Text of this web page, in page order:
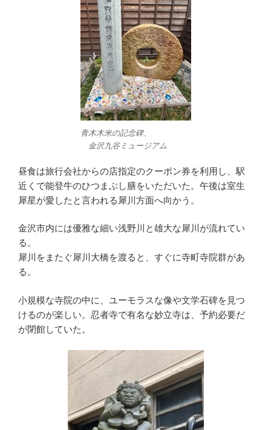
青木木米の記念碑、
金沢九谷ミュージアム
昼食は旅行会社からの店指定のクーポン券を利用し、駅
近くで能登牛のひつまぶし膳をいただいた。午後は室生
犀星が愛したと言われる犀川方面へ向かう。
金沢市内には優雅な細い浅野川と雄大な犀川が流れてい
る。
犀川をまたぐ犀川大橋を渡ると、すぐに寺町寺院群があ
る。
小規模な寺院の中に、ユーモラスな像や文学石碑を見つ
けるのが楽しい。忍者寺で有名な妙立寺は、予約必要だ
が閉館していた。